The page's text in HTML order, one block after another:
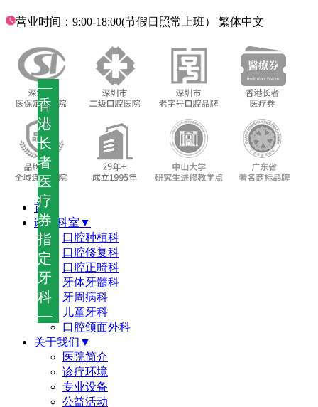
—
香
港
长
者
医
疗
券
指
定
牙
科
—
营业时间：9:00-18:00(节假日照常上班） 繁体中文
首页
诊疗科室▼
口腔种植科
口腔修复科
口腔正畸科
牙体牙髓科
牙周病科
儿童牙科
口腔颌面外科
关于我们▼
医院简介
诊疗环境
专业设备
公益活动